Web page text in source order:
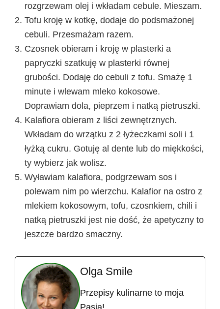
rozgrzewam olej i wkładam cebule. Mieszam.
Tofu kroję w kotkę, dodaje do podsmażonej
cebuli. Przesmażam razem.
Czosnek obieram i kroję w plasterki a
papryczki szatkuję w plasterki równej
grubości. Dodaję do cebuli z tofu. Smażę 1
minute i wlewam mleko kokosowe.
Doprawiam dola, pieprzem i natką pietruszki.
Kalafiora obieram z liści zewnętrznych.
Wkładam do wrzątku z 2 łyżeczkami soli i 1
łyżką cukru. Gotuję al dente lub do miękkości,
ty wybierz jak wolisz.
Wyławiam kalafiora, podgrzewam sos i
polewam nim po wierzchu. Kalafior na ostro z
mlekiem kokosowym, tofu, czosnkiem, chili i
natką pietruszki jest nie dość, że apetyczny to
jeszcze bardzo smaczny.
Olga Smile
Przepisy kulinarne to moja
Pasja!